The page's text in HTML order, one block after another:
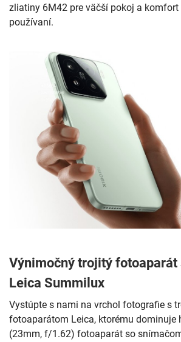
zliatiny 6M42 pre väčší pokoj a
používaní.
Výnimočný trojitý fotoaparát
Leica Summilux
Vystúpte s nami na vrchol fotografie s
fotoaparátom Leica, ktorému dominuje
(23mm, f/1.62) fotoaparát so